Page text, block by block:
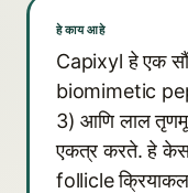
हे काय आहे
Capixyl हे एक
biomimetic
3) आणि लाल
एकत्र करते. हे केस
follicle